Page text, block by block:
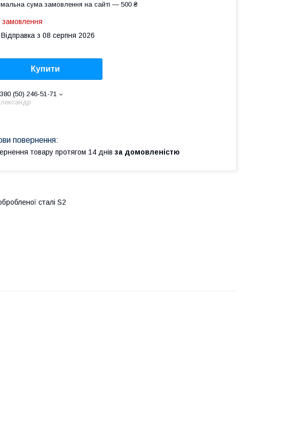
сума замовлення на сайті — 500 ₴
замовлення
Відправка з 08 серпня 2026
Купити
(50) 246-51-71
товару протягом 14 днів за домовленістю
сталі S2